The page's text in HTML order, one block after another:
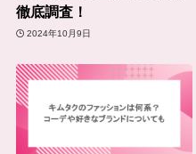
徹底調査！
2024年10月9日